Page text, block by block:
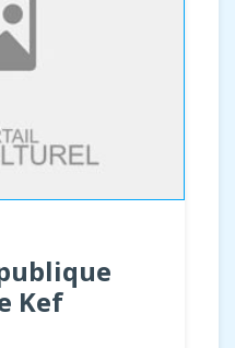
Kef